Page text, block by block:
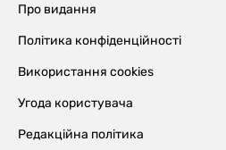
Про видання
Політика конфіденційності
Використання cookies
Угода користувача
Редакційна політика